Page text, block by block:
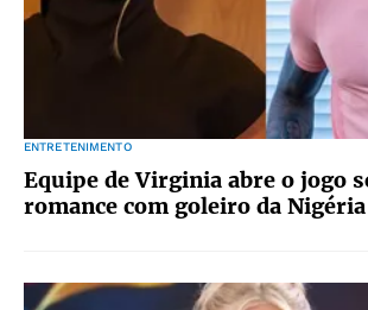
ENTRETENIMENTO
Equipe de Virginia abre o jogo
romance com goleiro da Nigéria